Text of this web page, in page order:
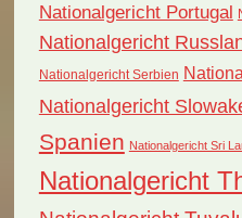
Nationalgericht Portugal
Nationalgericht
Nationalgericht Serbien
Nationalgericht
Spanien Nationalgericht Sri
Nationalgericht